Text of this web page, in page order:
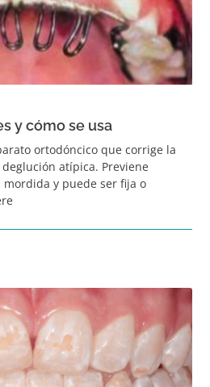
y cómo se usa
ortodóncico que corrige la
atípica. Previene
y puede ser fija o